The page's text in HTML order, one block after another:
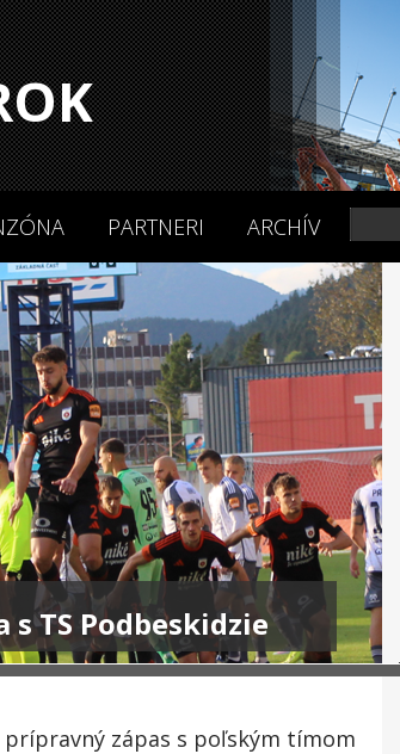
PARTNERI ARCHÍV
TS Podbeskidzie
prípravný zápas s poľským tímom